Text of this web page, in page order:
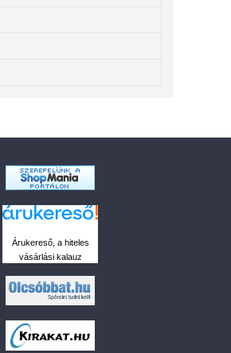
Árukereső, a hiteles
vásárlási kalauz